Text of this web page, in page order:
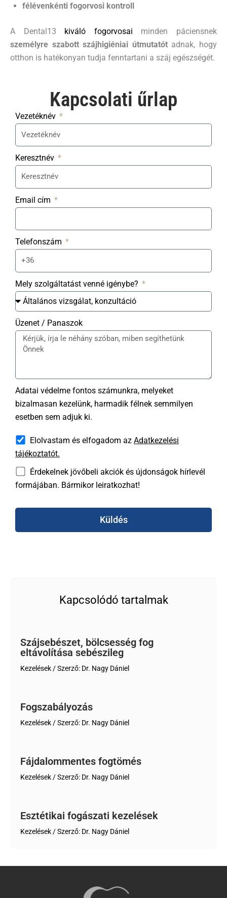
félévenkénti fogorvosi kontroll
A Dental13 kiváló fogorvosai minden páciensnek
személyre szabott szájhigiéniai útmutatótadnak, hogy
otthon is hatékonyan tudja fenntartani a száj egészségét.
Kapcsolati űrlap​
Vezetéknév
Keresztnév
Email cím
Telefonszám
Mely szolgáltatást venné igénybe?
Üzenet / Panaszok
Adatai védelme fontos számunkra, melyeket
bizalmasan kezelünk, harmadik félnek semmilyen
esetben sem adjuk ki.
Elolvastam és elfogadom az Adatkezelési
tájékoztatót.
Érdekelnek jövőbeli akciók és újdonságok hírlevél
formájában. Bármikor leiratkozhat!
Küldés
Kapcsolódó tartalmak
Szájsebészet, bölcsesség fog
eltávolítása sebészileg
Kezelések / Szerző: Dr. Nagy Dániel
Fogszabályozás
Kezelések / Szerző: Dr. Nagy Dániel
Fájdalommentes fogtömés
Kezelések / Szerző: Dr. Nagy Dániel
Esztétikai fogászati kezelések
Kezelések / Szerző: Dr. Nagy Dániel